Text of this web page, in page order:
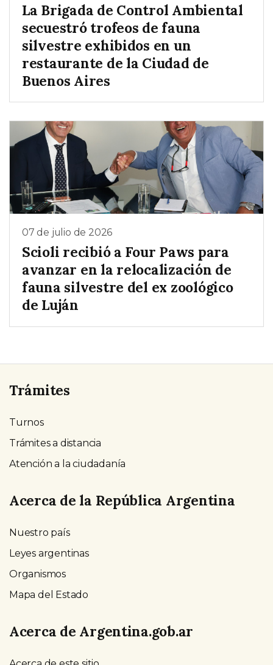
La Brigada de Control Ambiental
secuestró trofeos de fauna
silvestre exhibidos en un
restaurante de la Ciudad de
Buenos Aires
07 de julio de 2026
Scioli recibió a Four Paws para
avanzar en la relocalización de
fauna silvestre del ex zoológico
de Luján
Trámites
Turnos
Trámites a distancia
Atención a la ciudadanía
Acerca de la República Argentina
Nuestro país
Leyes argentinas
Organismos
Mapa del Estado
Acerca de Argentina.gob.ar